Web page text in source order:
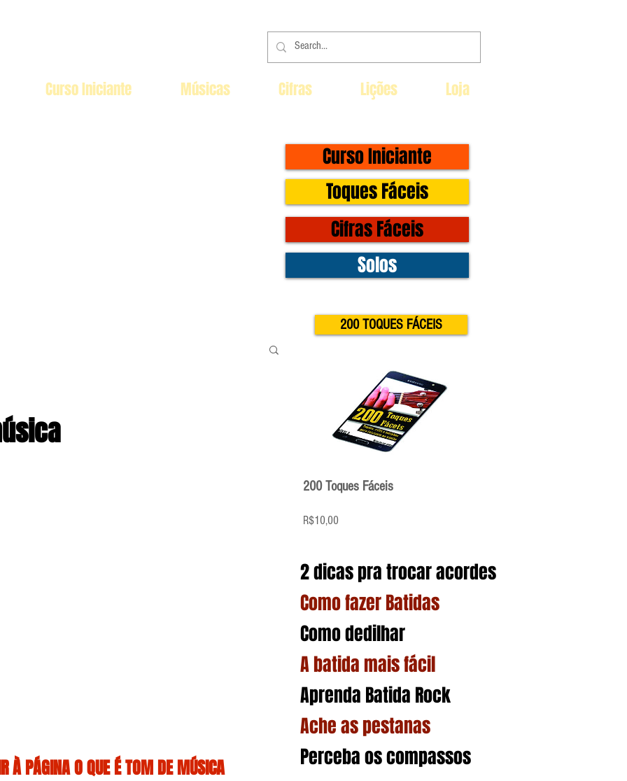
Curso Iniciante Músicas Cifras Lições Loja
Curso Iniciante
Toques Fáceis
Cifras Fáceis
Solos
200 TOQUES FÁCEIS
À PÁGINA O QUE É TOM DE MÚSICA
200 Toques Fáceis
R$10,00
2 dicas pra trocar acordes
Como fazer Batidas
Como dedilhar
A batida mais fácil
Aprenda Batida Rock
Ache as pestanas
Perceba os compassos